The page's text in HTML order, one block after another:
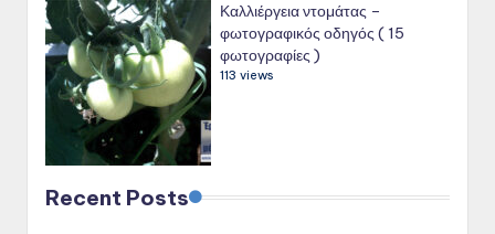
Καλλιέργεια ντομάτας –
φωτογραφικός οδηγός ( 15
φωτογραφίες )
113 views
Recent Posts